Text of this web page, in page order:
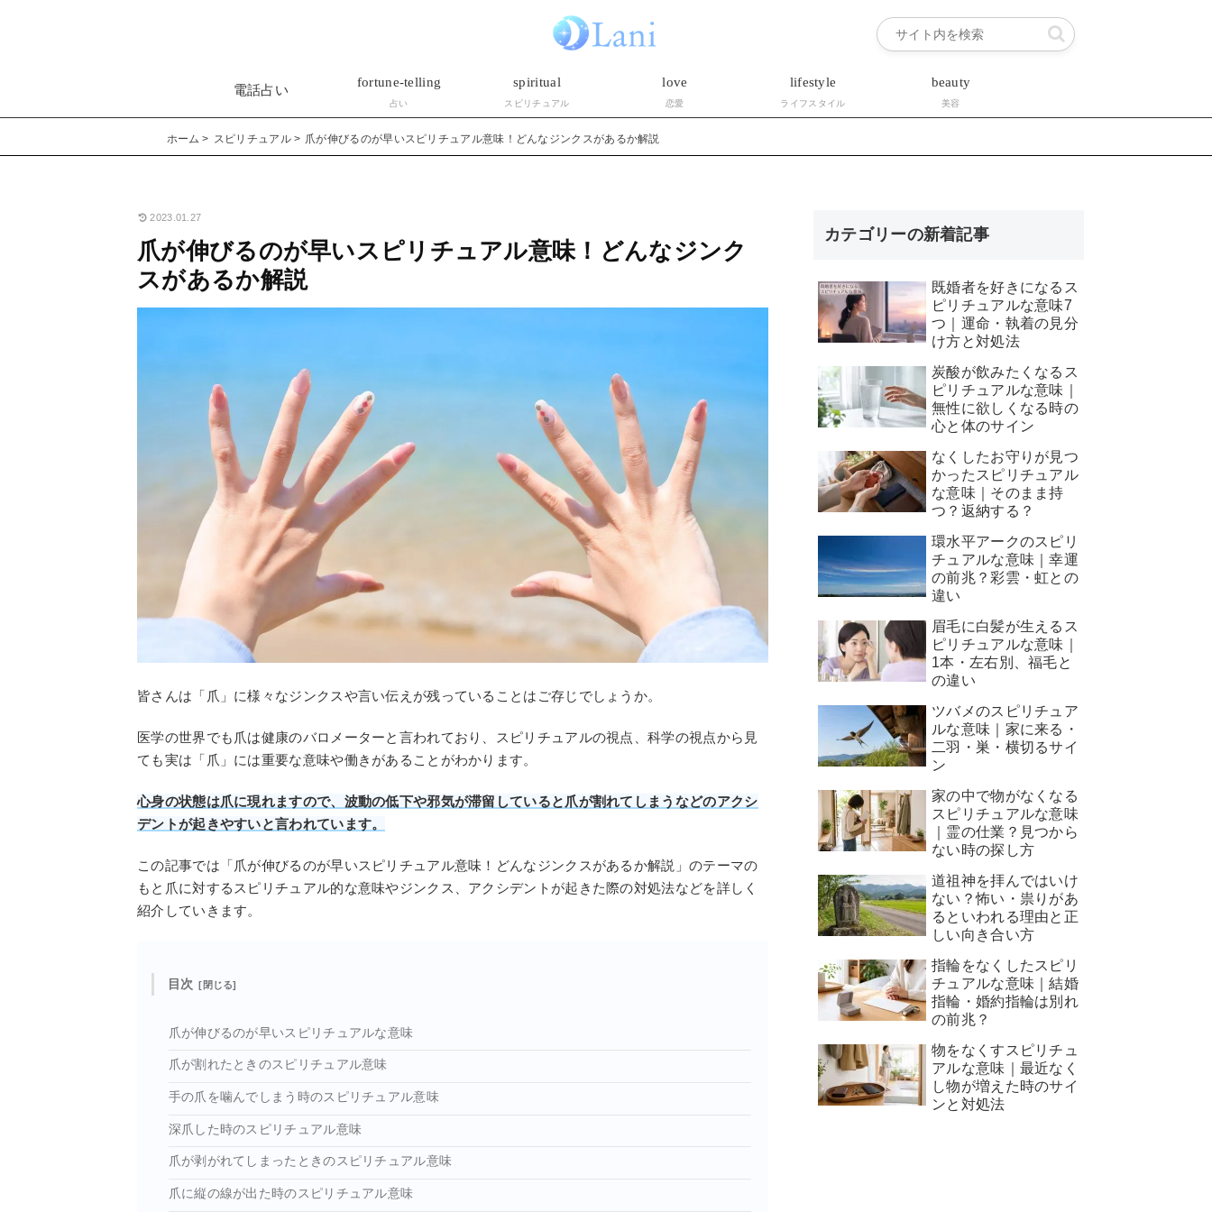
電話占い
fortune-telling
占い
spiritual
スピリチュアル
love
恋愛
lifestyle
ライフスタイル
beauty
美容
ホーム スピリチュアル 爪が伸びるのが早いスピリチュアル意味！どんなジンクスがあるか解説
2023.01.27
爪が伸びるのが早いスピリチュアル意味！どんなジンク
スがあるか解説
皆さんは「爪」に様々なジンクスや言い伝えが残っていることはご存じでしょうか。
医学の世界でも爪は健康のバロメーターと言われており、スピリチュアルの視点、科学の視点から見
ても実は「爪」には重要な意味や働きがあることがわかります。
心身の状態は爪に現れますので、波動の低下や邪気が滞留していると爪が割れてしまうなどのアクシ
デントが起きやすいと言われています。
この記事では「爪が伸びるのが早いスピリチュアル意味！どんなジンクスがあるか解説」のテーマの
もと爪に対するスピリチュアル的な意味やジンクス、アクシデントが起きた際の対処法などを詳しく
紹介していきます。
目次
爪が伸びるのが早いスピリチュアルな意味
爪が割れたときのスピリチュアル意味
手の爪を噛んでしまう時のスピリチュアル意味
深爪した時のスピリチュアル意味
爪が剥がれてしまったときのスピリチュアル意味
爪に縦の線が出た時のスピリチュアル意味
カテゴリーの新着記事
既婚者を好きになるス
ピリチュアルな意味7
つ｜運命・執着の見分
け方と対処法
炭酸が飲みたくなるス
ピリチュアルな意味｜
無性に欲しくなる時の
心と体のサイン
なくしたお守りが見つ
かったスピリチュアル
な意味｜そのまま持
つ？返納する？
環水平アークのスピリ
チュアルな意味｜幸運
の前兆？彩雲・虹との
違い
眉毛に白髪が生えるス
ピリチュアルな意味｜
1本・左右別、福毛と
の違い
ツバメのスピリチュア
ルな意味｜家に来る・
二羽・巣・横切るサイ
ン
家の中で物がなくなる
スピリチュアルな意味
｜霊の仕業？見つから
ない時の探し方
道祖神を拝んではいけ
ない？怖い・祟りがあ
るといわれる理由と正
しい向き合い方
指輪をなくしたスピリ
チュアルな意味｜結婚
指輪・婚約指輪は別れ
の前兆？
物をなくすスピリチュ
アルな意味｜最近なく
し物が増えた時のサイ
ンと対処法